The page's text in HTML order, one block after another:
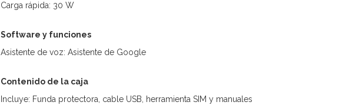
Carga rápida: 30 W
Software y funciones
Asistente de voz: Asistente de Google
Contenido de la caja
Incluye: Funda protectora, cable USB, herramienta SIM y manuales